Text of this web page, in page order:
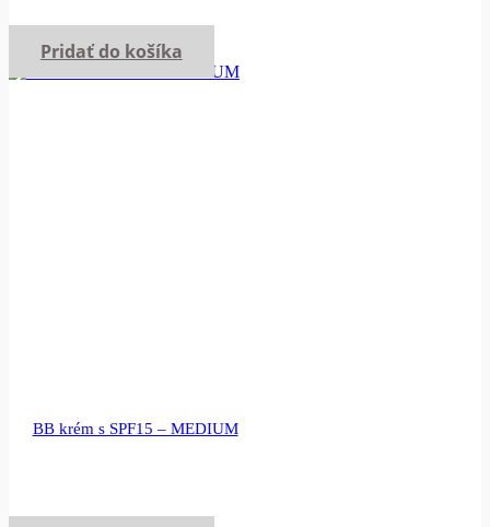
Pridať do košíka
BB krém s SPF15 – MEDIUM